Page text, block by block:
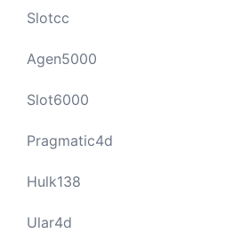
Slotcc
Agen5000
Slot6000
Pragmatic4d
Hulk138
Ular4d